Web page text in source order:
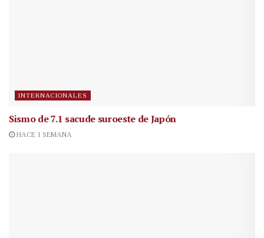
INTERNACIONALES
Sismo de 7.1 sacude suroeste de Japón
HACE 1 SEMANA